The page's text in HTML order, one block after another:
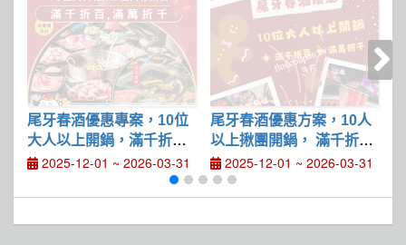
尾牙春酒優惠專案，10位
大人以上開鍋，滿千折百
，滿萬折千
2025-12-01 ~ 2026-03-31
尾牙春酒優惠方案，10人
以上揪團開鍋， 滿千折
百、滿萬折千
2025-12-01 ~ 2026-03-31